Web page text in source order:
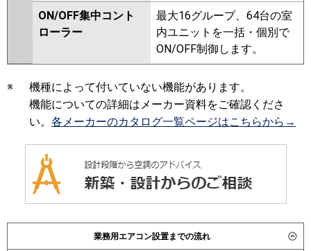
ON/OFF集中コント
ローラー
最大16グループ、64台の室
内ユニットを一括・個別で
ON/OFF制御します。
※
機種によって付いていない機能があります。
機能についての詳細はメーカー資料をご確認くださ
い。 各メーカーのカタログ一覧ページはこちらから→
業務用エアコン設置までの流れ